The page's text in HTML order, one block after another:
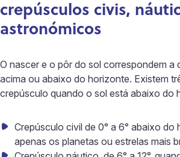
crepúsculos civis,
astronómicos
O nascer e o pôr do sol correspondem a
acima ou abaixo do horizonte. Existem
crepúsculo quando o sol está abaixo do
Crepúsculo civil de 0° a 6° abaixo do
apenas os planetas ou estrelas mais